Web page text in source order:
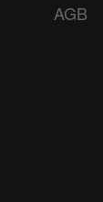
AGB